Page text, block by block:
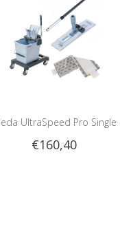
UltraSpeed Pro Single
Set
€160,40